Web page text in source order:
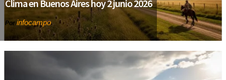
Clima en Buenos Aires hoy 2 junio 2026
Por infocampo